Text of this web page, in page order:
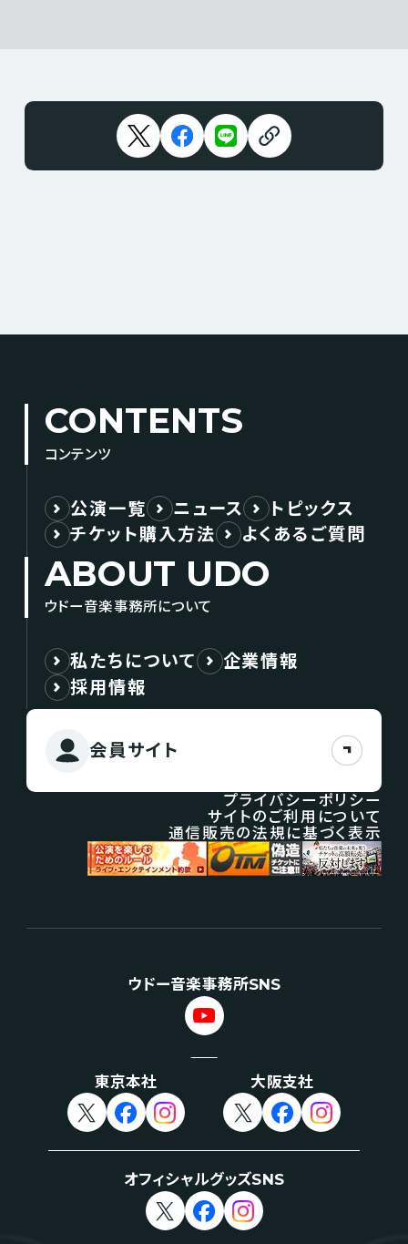
CONTENTS
コンテンツ
公演一覧 ニュース
トピックス
チケット購入方法
よくあるご質問
ABOUT UDO
ウドー音楽事務所について
私たちについて
企業情報
採用情報
会員サイト
プライバシーポリシー
サイトのご利用について
通信販売の法規に基づく表示
ウドー音楽事務所SNS
東京本社 大阪支社
オフィシャルグッズSNS